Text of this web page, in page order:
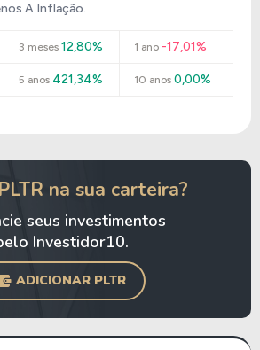
A Inflação.
3 meses 12,80% 1 ano-17,01%
5 anos 421,34% 10 anos0,00%
na sua carteira?
seus investimentos
Investidor10.
ADICIONAR PLTR